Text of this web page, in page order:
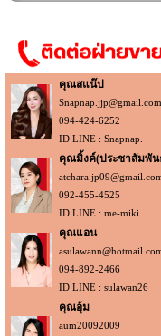
คุณสแน๊ป
Snapnap.jjp@gmail.com
094-424-6252
ID LINE : Snapnap.
คุณมิ้งค์(ประชาสัมพัน
092-455-4525
ID LINE : me-miki
คุณแอน
094-892-2466
ID LINE : sulawan26
คุณอุ้ม
aum20092009